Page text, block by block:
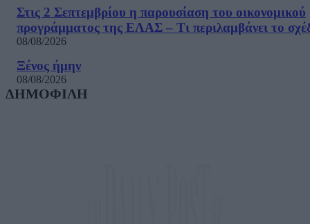
Στις 2 Σεπτεμβρίου η παρουσίαση του οικονομικού
προγράμματος της ΕΛΑΣ – Τι περιλαμβάνει το
08/08/2026
Ξένος ήμην
08/08/2026
ΔΗΜΟΦΙΛΗ